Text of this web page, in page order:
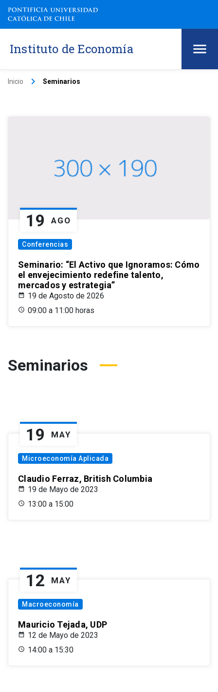
Instituto de Economía
Inicio keyboard_arrow_right Seminarios
19 AGO
Conferencias
Seminario: “El Activo que Ignoramos: Cómo
el envejecimiento redefine talento,
mercados y estrategia”
19 de Agosto de 2026
09:00 a 11:00 horas
Seminarios
19 MAY
Microeconomía Aplicada
Claudio Ferraz, British Columbia
19 de Mayo de 2023
13:00 a 15:00
12 MAY
Macroeconomía
Mauricio Tejada, UDP
12 de Mayo de 2023
14:00 a 15:30